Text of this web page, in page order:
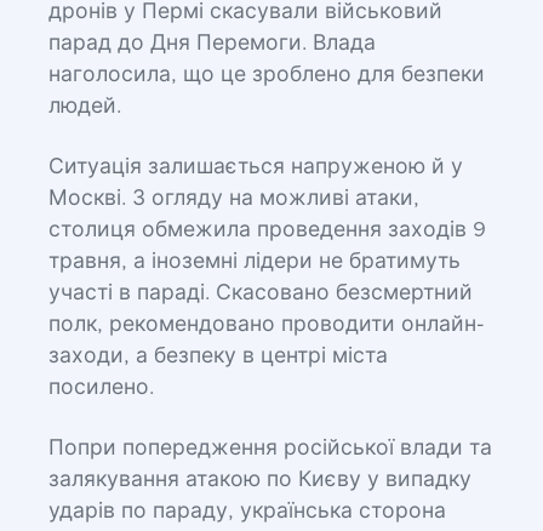
дронів у Пермі скасували військовий
парад до Дня Перемоги. Влада
наголосила, що це зроблено для безпеки
людей.
Ситуація залишається напруженою й у
Москві. З огляду на можливі атаки,
столиця обмежила проведення заходів 9
травня, а іноземні лідери не братимуть
участі в параді. Скасовано безсмертний
полк, рекомендовано проводити онлайн-
заходи, а безпеку в центрі міста
посилено.
Попри попередження російської влади та
залякування атакою по Києву у випадку
ударів по параду, українська сторона